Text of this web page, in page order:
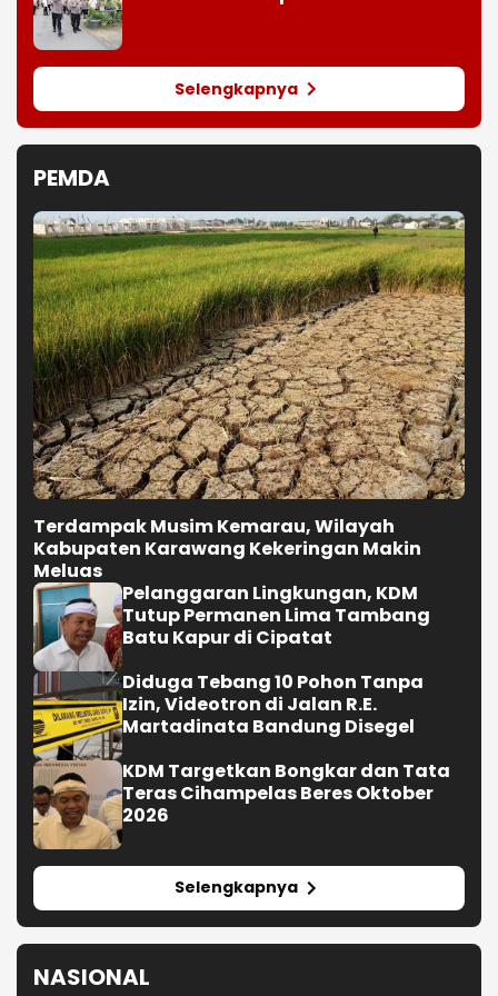
Selengkapnya
PEMDA
Terdampak Musim Kemarau, Wilayah
Kabupaten Karawang Kekeringan Makin
Meluas
Pelanggaran Lingkungan, KDM
Tutup Permanen Lima Tambang
Batu Kapur di Cipatat
Diduga Tebang 10 Pohon Tanpa
Izin, Videotron di Jalan R.E.
Martadinata Bandung Disegel
KDM Targetkan Bongkar dan Tata
Teras Cihampelas Beres Oktober
2026
Selengkapnya
NASIONAL